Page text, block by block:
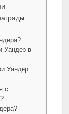
Уандер в
Уандер
с